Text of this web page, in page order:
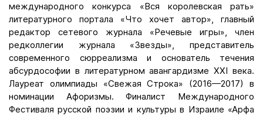
международного конкурса «Вся королевская рать»
литературного портала «Что хочет автор», главный
редактор сетевого журнала «Речевые игры», член
редколлегии журнала «Звезды», представитель
современного сюрреализма и основатель течения
абсурдософии в литературном авангардизме XXI века.
Лауреат олимпиады «Свежая Строка» (2016—2017) в
номинации Афоризмы. Финалист Международного
Фестиваля русской поэзии и культуры в Израиле «Арфа